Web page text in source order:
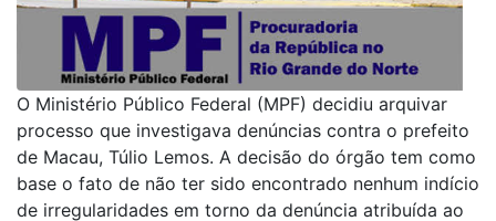
O Ministério Público Federal (MPF) decidiu arquivar
processo que investigava denúncias contra o prefeito
de Macau, Túlio Lemos. A decisão do órgão tem como
base o fato de não ter sido encontrado nenhum indício
de irregularidades em torno da denúncia atribuída ao